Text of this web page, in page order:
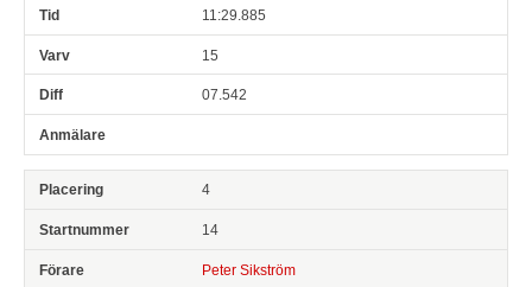
11:29.885
15
07.542
4
14
Peter Sikström